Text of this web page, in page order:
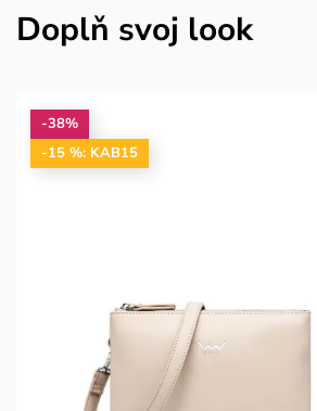
Doplň svoj look
-38%
-15 %: KAB15